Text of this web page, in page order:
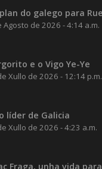
do galego para
Agosto de 2026 - 4:14 a.m.
e o Vigo Ye-Ye
Xullo de 2026 - 12:14 p.m.
líder de Galicia
Xullo de 2026 - 4:23 a.m.
Fraga, unha vida